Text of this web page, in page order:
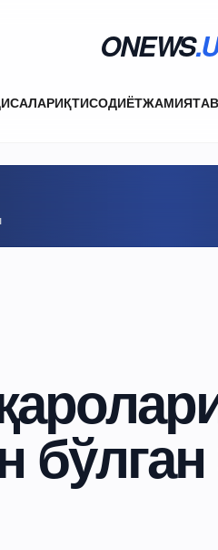
ONEWS
ИҚТИСОДИЁТЖАМИЯТ